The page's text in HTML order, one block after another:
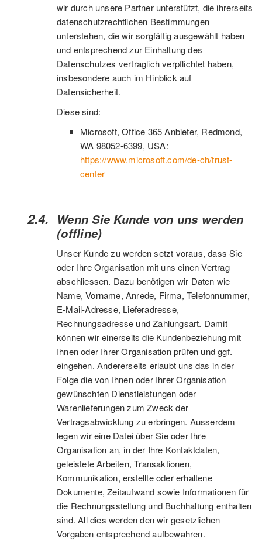
wir durch unsere Partner unterstützt, die ihrerseits
datenschutzrechtlichen Bestimmungen
unterstehen, die wir sorgfältig ausgewählt haben
und entsprechend zur Einhaltung des
Datenschutzes vertraglich verpflichtet haben,
insbesondere auch im Hinblick auf
Datensicherheit.
Diese sind:
Microsoft, Office 365 Anbieter, Redmond,
WA 98052-6399, USA:
https://www.microsoft.com/de-ch/trust-
center
Wenn Sie Kunde von uns werden
(offline)
Unser Kunde zu werden setzt voraus, dass Sie
oder Ihre Organisation mit uns einen Vertrag
abschliessen. Dazu benötigen wir Daten wie
Name, Vorname, Anrede, Firma, Telefonnummer,
E-Mail-Adresse, Lieferadresse,
Rechnungsadresse und Zahlungsart. Damit
können wir einerseits die Kundenbeziehung mit
Ihnen oder Ihrer Organisation prüfen und ggf.
eingehen. Andererseits erlaubt uns das in der
Folge die von Ihnen oder Ihrer Organisation
gewünschten Dienstleistungen oder
Warenlieferungen zum Zweck der
Vertragsabwicklung zu erbringen. Ausserdem
legen wir eine Datei über Sie oder Ihre
Organisation an, in der Ihre Kontaktdaten,
geleistete Arbeiten, Transaktionen,
Kommunikation, erstellte oder erhaltene
Dokumente, Zeitaufwand sowie Informationen für
die Rechnungsstellung und Buchhaltung enthalten
sind. All dies werden den wir gesetzlichen
Vorgaben entsprechend aufbewahren.